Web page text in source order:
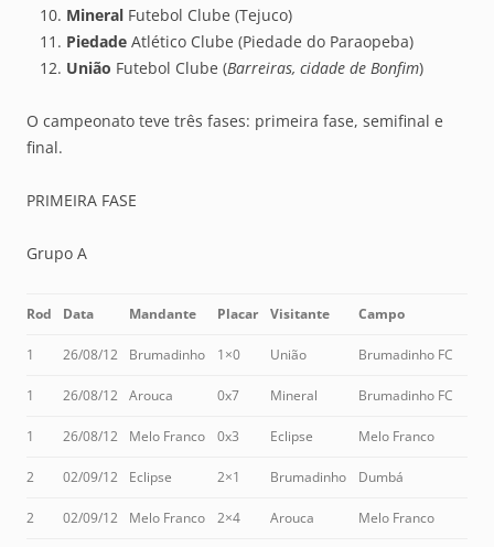
Mineral Futebol Clube (Tejuco)
Piedade Atlético Clube (Piedade do Paraopeba)
União Futebol Clube (Barreiras, cidade de Bonfim)
O campeonato teve três fases: primeira fase, semifinal e
final.
PRIMEIRA FASE
Grupo A
Rod Data Mandante Placar Visitante Campo
1 26/08/12 Brumadinho 1×0 União Brumadinho FC
1 26/08/12 Arouca 0x7 Mineral Brumadinho FC
1 26/08/12 Melo Franco 0x3 Eclipse Melo Franco
2 02/09/12 Eclipse 2×1 Brumadinho Dumbá
2 02/09/12 Melo Franco 2×4 Arouca Melo Franco